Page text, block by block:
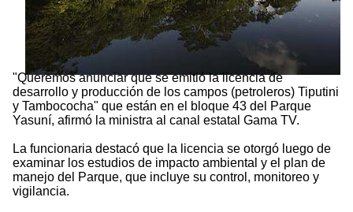
"Queremos anunciar que se emitió la licencia de
desarrollo y producción de los campos (petroleros) Tiputini
y Tambococha" que están en el bloque 43 del Parque
Yasuní, afirmó la ministra al canal estatal Gama TV.
La funcionaria destacó que la licencia se otorgó luego de
examinar los estudios de impacto ambiental y el plan de
manejo del Parque, que incluye su control, monitoreo y
vigilancia.